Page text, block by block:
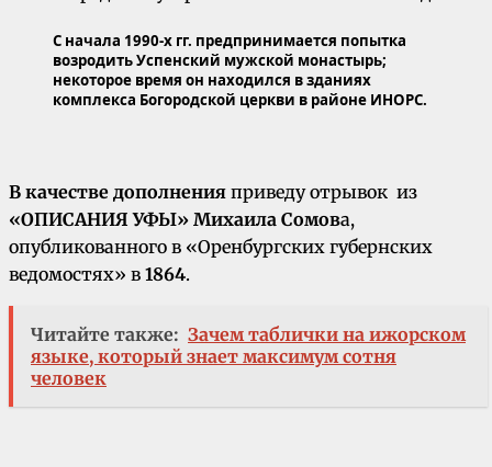
С начала 1990-х гг. предпринимается попытка
возродить Успенский мужской монастырь;
некоторое время он находился в зданиях
комплекса Богородской церкви в районе ИНОРС.
В качестве дополнения приведу отрывок из
«ОПИСАНИЯ УФЫ» Михаила Сомова,
опубликованного в «Оренбургских губернских
ведомостях» в 1864.
Читайте также: Зачем таблички на ижорском
языке, который знает максимум сотня
человек